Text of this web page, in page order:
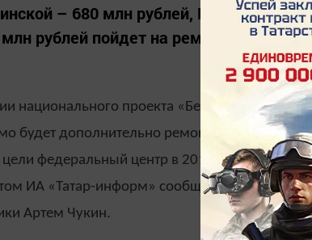
– 680 млн рублей,
рублей пойдет на ремонт
национального проекта «Безопасные и
будет дополнительно ремонтировать
федеральный центр в 2019 году
ИА «Татар-информ» сообщил замминистра
Артем Чукин.